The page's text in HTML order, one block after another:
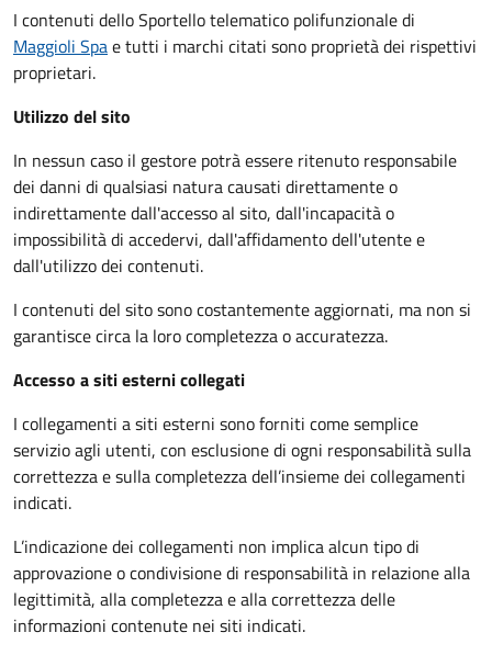
I contenuti dello Sportello telematico polifunzionaledi
Maggioli Spae tutti i marchi citati sono proprietà dei rispettivi
proprietari.
Utilizzo del sito
In nessun caso il gestore potrà essere ritenuto responsabile
dei danni di qualsiasi natura causati direttamente o
indirettamente dall'accesso al sito, dall'incapacità o
impossibilità di accedervi, dall'affidamento dell'utente e
dall'utilizzo dei contenuti.
I contenuti del sito sono costantemente aggiornati, ma non si
garantisce circa la loro completezza o accuratezza.
Accesso a siti esterni collegati
I collegamenti a siti esterni sono forniti come semplice
servizio agli utenti, con esclusione di ogni responsabilità sulla
correttezza e sulla completezza dell’insieme dei collegamenti
indicati.
L’indicazione dei collegamenti non implica alcun tipo di
approvazione o condivisione di responsabilità in relazione alla
legittimità, alla completezza e alla correttezza delle
informazioni contenute nei siti indicati.